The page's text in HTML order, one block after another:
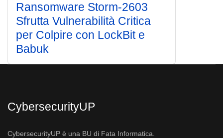
Ransomware Storm-2603
Sfrutta Vulnerabilità Critica
per Colpire con LockBit e
Babuk
CybersecurityUP
CybersecurityUP è una BU di Fata Informatica.